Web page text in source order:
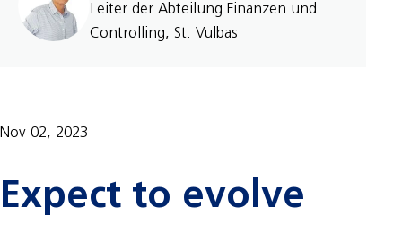
Careers
Careers
Leiter der Abteilung Finanzen und
Controlling, St. Vulbas
Nov 02, 2023
Expect to evolve